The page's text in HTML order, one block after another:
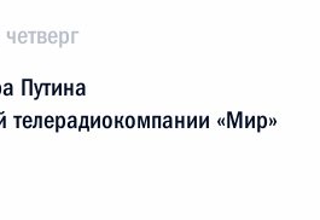
Путина
телерадиокомпании «Мир»